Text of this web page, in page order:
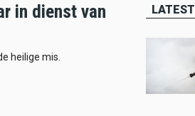
in dienst van
heilige mis.
LATEST